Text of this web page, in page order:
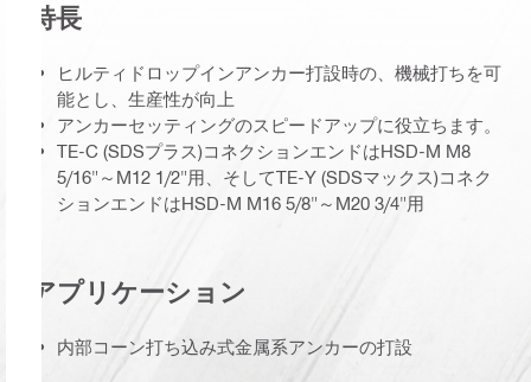
特長
ヒルティドロップインアンカー打設時の、機械打ちを可
能とし、生産性が向上
アンカーセッティングのスピードアップに役立ちます。
TE-C (SDSプラス)コネクションエンドはHSD-M M8
5/16"～M12 1/2"用、そしてTE-Y (SDSマックス)コネク
ションエンドはHSD-M M16 5/8"～M20 3/4"用
アプリケーション
内部コーン打ち込み式金属系アンカーの打設